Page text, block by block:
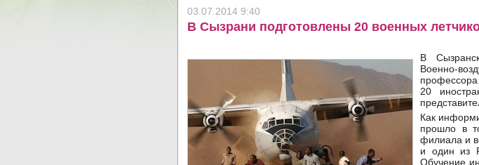
03.07.2014 9:40
В Сызрани подготовлены 20 военных
В
Военно-
20
Как
прошло в
филиала и
и один из
Обучение